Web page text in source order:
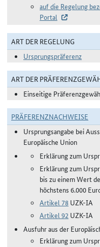
auf die Regelung
Portal
ART DER REGELUNG
Ursprungspräferenz
ART DER
Einseitige
PRÄFERENZNACHWEISE
Ursprungsangabe bei
Europäische Union
Erklärung zum
Erklärung zum
bis zu einem Wert
höchstens 6.000
Artikel 78 UZK-IA
Artikel 92 UZK-IA
Ausfuhr aus der
Erklärung zum